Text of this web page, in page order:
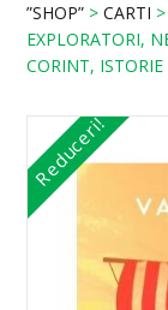
”SHOP” >CARTI >
EXPLORATORI,
CORINT, ISTORIE
Reduceri!